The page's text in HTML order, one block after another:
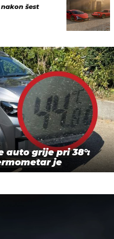
šest
auto grije pri 38°:
je